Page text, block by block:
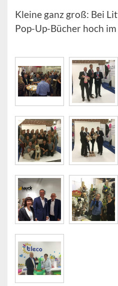
Kleine ganz groß: Bei
Pop-Up-Bücher hoch im